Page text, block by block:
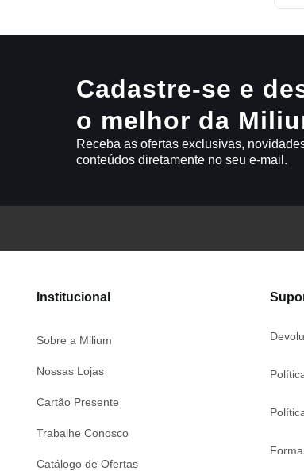
Cadastre-se e
o melhor da
Receba as ofertas exclusivas,
conteúdos diretamente no seu e-mail.
Institucional
Sobre a Milium
Nossas Lojas
Cartão Presente
Trabalhe Conosco
Catálogo de Ofertas